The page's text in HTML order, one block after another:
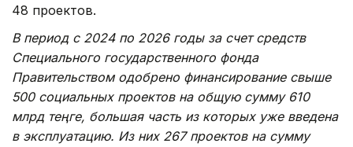
48 проектов.
В период с 2024 по 2026 годы за счет средств
Специального государственного фонда
Правительством одобрено финансирование свыше
500 социальных проектов на общую сумму 610
млрд теңге, большая часть из которых уже введена
в эксплуатацию. Из них 267 проектов на сумму